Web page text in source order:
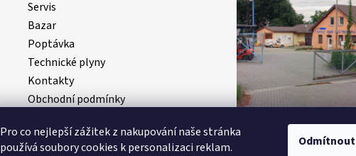
Pro co nejlepší zážitek z nakupování naše stránka
používá soubory cookies k personalizaci reklam.
Odmítnout
Servis
Bazar
Poptávka
Technické plyny
Kontakty
Obchodní podmínky